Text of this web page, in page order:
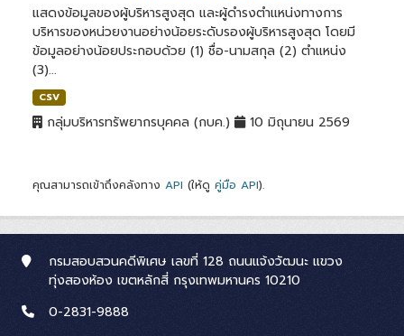
แสดงข้อมูลของผู้บริหารสูงสุด และผู้ดำรงตำแหน่งทางการ
บริหารของหน่วยงานอย่างน้อยระดับรองผู้บริหารสูงสุด โดยมี
ข้อมูลอย่างน้อยประกอบด้วย (1) ชื่อ-นามสกุล (2) ตำแหน่ง
(3)...
CSV
กลุ่มบริหารทรัพยากรบุคคล (กบค.) 10 มิถุนายน 2569
คุณสามารถเข้าถึงคลังทาง API (ให้ดู คู่มือ API).
กรมสอบสวนคดีพิเศษ เลขที่ 128 ถนนแจ้งวัฒนะ แขวง
ทุ่งสองห้อง เขตหลักสี่ กรุงเทพมหานคร 10210
0-2831-9888